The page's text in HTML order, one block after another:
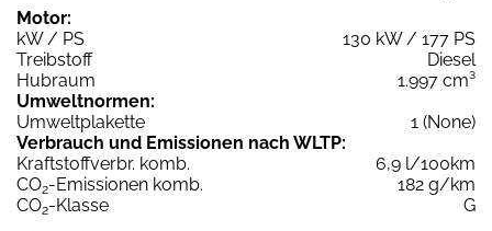
Motor:
kW / PS
130 kW / 177 PS
Treibstoff
Diesel
Hubraum
1.997 cm³
Umweltnormen:
Umweltplakette
1 (None)
Verbrauch und Emissionen nach WLTP:
Kraftstoffverbr. komb.
6,9 l/100km
CO2-Emissionen komb.
182 g/km
CO2-Klasse
G